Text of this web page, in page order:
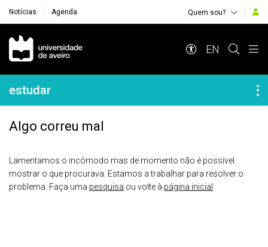
Notícias Agenda Quem sou?
Navegação Principal
EN
Navegação Lateral
estudar
Algo correu mal
Lamentamos o incómodo mas de momento não é possível
mostrar o que procurava. Estamos a trabalhar para resolver o
problema. Faça uma pesquisa ou volte à página inicial